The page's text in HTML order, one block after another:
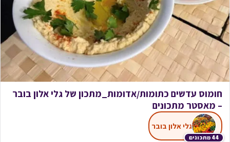
חומוס עדשים כתומות/אדומות_מתכון של גלי אלון בובר
– מאסטר מתכונים
44 מתכונים
גלי אלון בובר